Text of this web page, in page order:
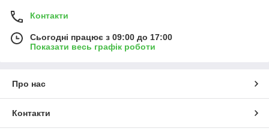
Контакти
Сьогодні працює з 09:00 до 17:00
Показати весь графік роботи
Про нас
Контакти